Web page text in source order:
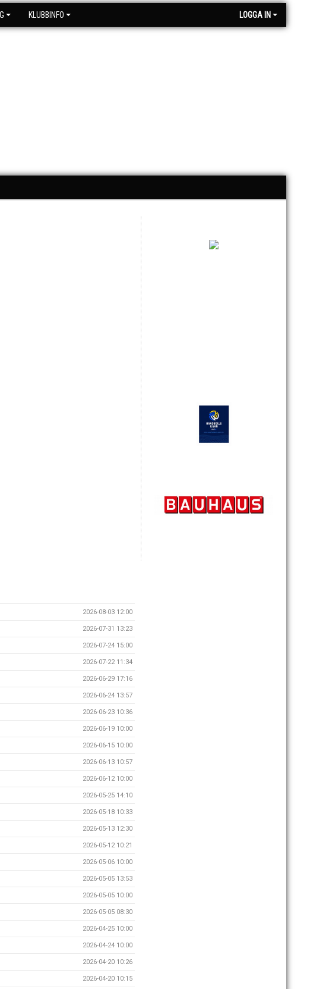
KLUBBINFO LOGGA IN
2026-08-03 12:00
2026-07-31 13:23
2026-07-24 15:00
2026-07-22 11:34
2026-06-29 17:16
2026-06-24 13:57
2026-06-23 10:36
2026-06-19 10:00
2026-06-15 10:00
2026-06-13 10:57
2026-06-12 10:00
2026-05-25 14:10
2026-05-18 10:33
2026-05-13 12:30
2026-05-12 10:21
2026-05-06 10:00
2026-05-05 13:53
2026-05-05 10:00
2026-05-05 08:30
2026-04-25 10:00
2026-04-24 10:00
2026-04-20 10:26
2026-04-20 10:15